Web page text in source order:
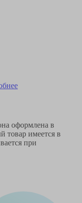
оформлена в
товар имеется в
при